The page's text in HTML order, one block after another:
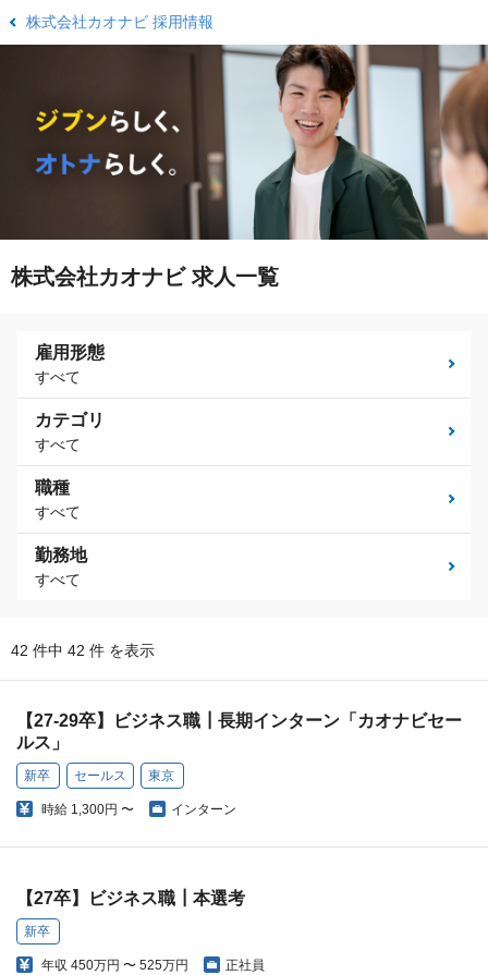
株式会社カオナビ 採用情報
株式会社カオナビ 求人一覧
雇用形態
すべて
カテゴリ
すべて
職種
すべて
勤務地
すべて
42 件中 42 件 を表示
【27-29卒】ビジネス職┃長期インターン「カオナビセー
ルス」
新卒 セールス 東京
時給 1,300円 〜 インターン
【27卒】ビジネス職┃本選考
新卒
年収 450万円 〜 525万円 正社員